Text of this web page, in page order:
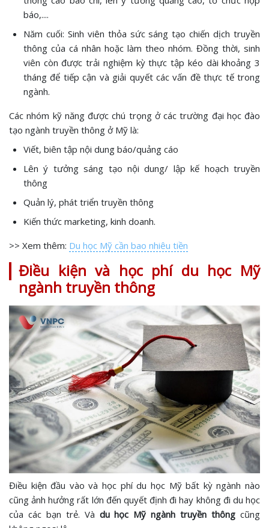
báo,....
Năm cuối: Sinh viên thỏa sức sáng tạo chiến dịch truyền
thông của cá nhân hoặc làm theo nhóm. Đồng thời, sinh
viên còn được trải nghiệm kỳ thực tập kéo dài khoảng 3
tháng để tiếp cận và giải quyết các vấn đề thực tế trong
ngành.
Các nhóm kỹ năng được chú trọng ở các trường đại học đào
tạo ngành truyền thông ở Mỹ là:
Viết, biên tập nội dung báo/quảng cáo
Lên ý tưởng sáng tạo nội dung/ lập kế hoạch truyền
thông
Quản lý, phát triển truyền thông
Kiến thức marketing, kinh doanh.
>> Xem thêm: Du học Mỹ cần bao nhiêu tiền
Điều kiện và học phí du học Mỹ
ngành truyền thông
Điều kiện đầu vào và học phí du học Mỹ bất kỳ ngành nào
cũng ảnh hưởng rất lớn đến quyết định đi hay không đi du học
của các bạn trẻ. Và du học Mỹ ngành truyền thôngcũng